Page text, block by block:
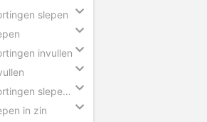
slepen
invullen
betekenis afkortingen slepen in zin
in zin